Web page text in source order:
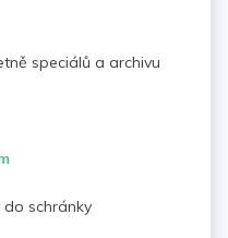
speciálů a archivu
schránky